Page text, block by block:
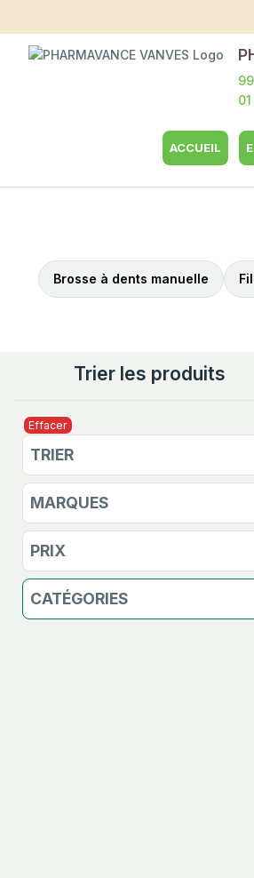
ACCUEIL
Brosse à dents manuelle
Trier les produits
Effacer
TRIER
MARQUES
PRIX
CATÉGORIES